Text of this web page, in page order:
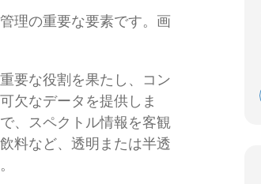
理の重要な要素です。画
要な役割を果たし、コン
欠なデータを提供しま
、スペクトル情報を客観
料など、透明または半透